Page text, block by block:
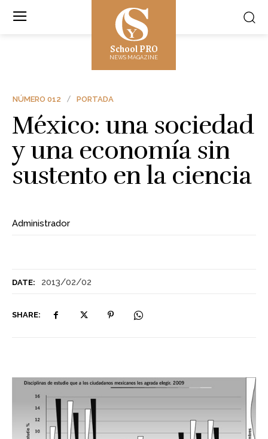
School PRO
NEWS MAGAZINE
DATE: 2013/02/02
SHARE:
NÚMERO 012 PORTADA
México: una sociedad
y una economía sin
sustento en la ciencia
Administrador